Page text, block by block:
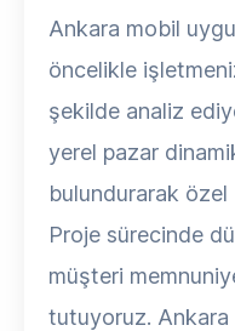
Ankara mobil
öncelikle
şekilde analiz
yerel pazar
bulundurarak
Proje sürecinde
müşteri
tutuyoruz.